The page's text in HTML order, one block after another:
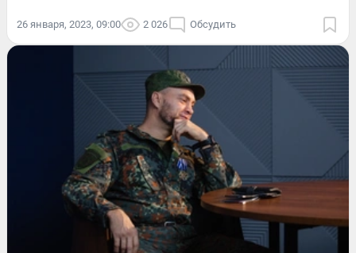
26 января, 2023, 09:00 2 026 Обсудить